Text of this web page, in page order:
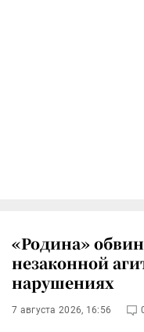
«Родина»
незаконной
нарушениях
7 августа 2026, 16:56